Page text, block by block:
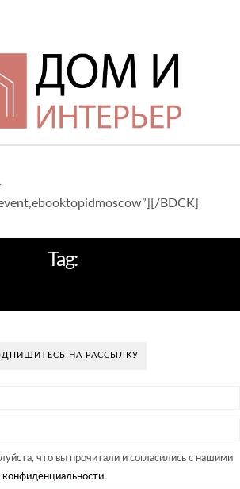
BDCK]
Tag:
НА РАССЫЛКУ
что вы прочитали и согласились с нашими